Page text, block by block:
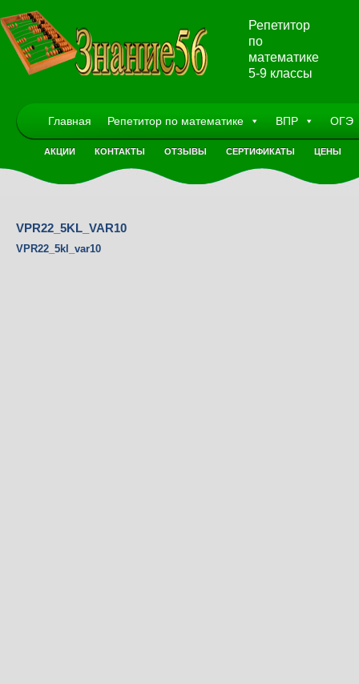
Репетитор
по
математике
5-9 классы
Главная Репетитор по математике ВПР ОГЭ
АКЦИИ КОНТАКТЫ ОТЗЫВЫ СЕРТИФИКАТЫ ЦЕНЫ
VPR22_5KL_VAR10
VPR22_5kl_var10